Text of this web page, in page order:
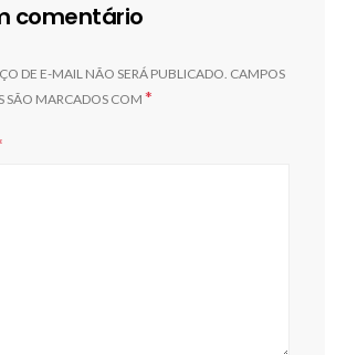
comentário
DE E-MAIL NÃO SERÁ PUBLICADO. CAMPOS
SÃO MARCADOS COM *